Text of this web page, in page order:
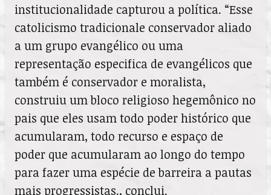
institucionalidade capturou a política. “Esse
catolicismo tradicionale conservador aliado
a um grupo evangélico ou uma
representação especifica de evangélicos que
também é conservador e moralista,
construiu um bloco religioso hegemônico no
pais que eles usam todo poder histórico que
acumularam, todo recurso e espaço de
poder que acumularam ao longo do tempo
para fazer uma espécie de barreira a pautas
mais progressistas., conclui.